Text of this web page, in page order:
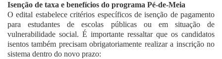
Isenção de taxa e benefícios do programa Pé-de-Meia
O edital estabelece critérios específicos de isenção de pagamento
para estudantes de escolas públicas ou em situação de
vulnerabilidade social. É importante ressaltar que os candidatos
isentos também precisam obrigatoriamente realizar a inscrição no
sistema dentro do novo prazo: